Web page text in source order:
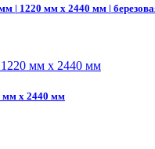
| 1220 мм х 2440 мм |
мм х 2440 мм